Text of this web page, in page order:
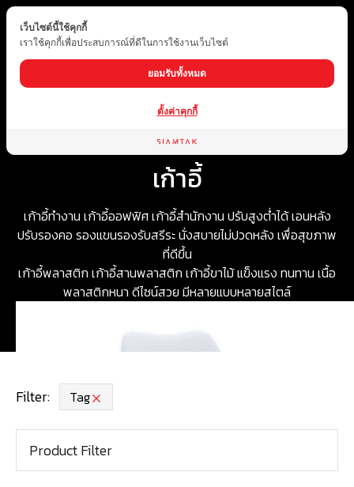
เฟอร์นิเจอร์และของตกแต่ง
เก้าอี้
เก้าอี้ทำงาน เก้าอี้ออฟฟิศ เก้าอี้สำนักงาน ปรับสูงต่ำได้ เอนหลัง
ปรับรองคอ รองแขนรองรับสรีระ นั่งสบายไม่ปวดหลัง เพื่อสุขภาพ
ที่ดีขึ้น
เก้าอี้พลาสติก เก้าอี้สานพลาสติก เก้าอี้ขาไม้ แข็งแรง ทนทาน เนื้อ
พลาสติกหนา ดีไซน์สวย มีหลายแบบหลายสไตล์
Filter: Tag
Product Filter
เว็บไซต์นี้ใช้คุกกี้
เราใช้คุกกี้เพื่อประสบการณ์ที่ดีในการใช้งานเว็บไซต์
ยอมรับทั้งหมด
ตั้งค่าคุกกี้